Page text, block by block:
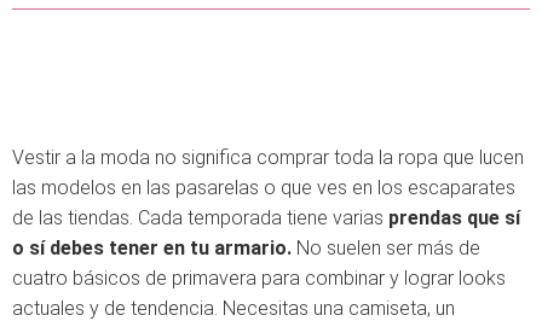
Vestir a la moda no significa comprar toda la ropa que lucen
las modelos en las pasarelas o que ves en los escaparates
de las tiendas. Cada temporada tiene varias prendas que sí
o sí debes tener en tu armario. No suelen ser más de
cuatro básicos de primavera para combinar y lograr looks
actuales y de tendencia. Necesitas una camiseta, un